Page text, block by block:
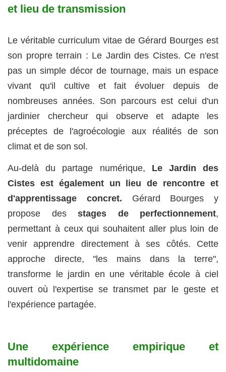
et lieu de transmission
Le véritable curriculum vitae de Gérard Bourges est
son propre terrain : Le Jardin des Cistes. Ce n'est
pas un simple décor de tournage, mais un espace
vivant qu'il cultive et fait évoluer depuis de
nombreuses années. Son parcours est celui d'un
jardinier chercheur qui observe et adapte les
préceptes de l'agroécologie aux réalités de son
climat et de son sol.
Au-delà du partage numérique, Le Jardin des
Cistes est également un lieu de rencontre et
d'apprentissage concret. Gérard Bourges y
propose des stages de perfectionnement,
permettant à ceux qui souhaitent aller plus loin de
venir apprendre directement à ses côtés. Cette
approche directe, "les mains dans la terre",
transforme le jardin en une véritable école à ciel
ouvert où l'expertise se transmet par le geste et
l'expérience partagée.
Une expérience empirique et
multidomaine